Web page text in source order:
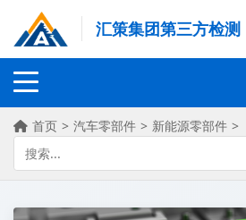
汇策集团第三方检测
首页 > 汽车零部件 > 新能源零部件 >